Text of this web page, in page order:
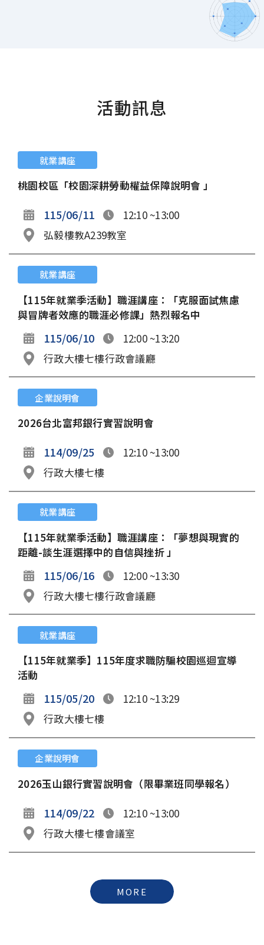
活動訊息
就業講座
桃園校區「校園深耕勞動權益保障說明會 」
115/06/11
12:10 ~13:00
弘毅樓教A239教室
就業講座
【115年就業季活動】職涯講座：「克服面試焦慮
與冒牌者效應的職涯必修課」熱烈報名中
115/06/10
12:00 ~13:20
行政大樓七樓行政會議廳
企業說明會
2026台北富邦銀行實習說明會
114/09/25
12:10 ~13:00
行政大樓七樓
就業講座
【115年就業季活動】職涯講座：「夢想與現實的
距離-談生涯選擇中的自信與挫折 」
115/06/16
12:00 ~13:30
行政大樓七樓行政會議廳
就業講座
【115年就業季】115年度求職防騙校園巡迴宣導
活動
115/05/20
12:10 ~13:29
行政大樓七樓
企業說明會
2026玉山銀行實習說明會（限畢業班同學報名）
114/09/22
12:10 ~13:00
行政大樓七樓會議室
MORE